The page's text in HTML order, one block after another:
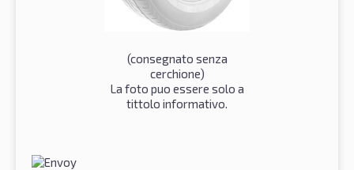
(consegnato senza
cerchione)
La foto puo essere solo a
tittolo informativo.